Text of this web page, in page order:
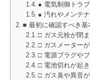
● 電気制御トラ
● 汚れやメンテ
■ 最初に確認すべき基
□ ガス元栓が閉
□ ガスメーター
□ 電源プラグや
□ 電池切れが起
□ ガス臭や異音